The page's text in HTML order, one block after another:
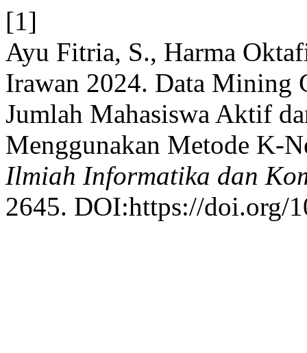
[1]
Ayu Fitria, S., Harma
Irawan 2024. Data Mining
Jumlah Mahasiswa Aktif
Menggunakan Metode K-
Ilmiah Informatika dan
2645. DOI:https://doi.org/